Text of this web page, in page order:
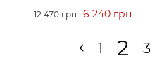
12 470 грн 6 240 грн
1 2 3